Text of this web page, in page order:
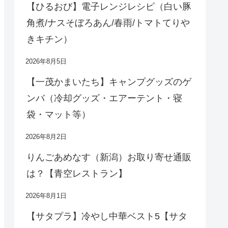
【ひるおび】電子レンジレシピ（白い豚
角煮/ナスそぼろあん/春雨/トマトてりや
きキチン）
2026年8月5日
【一茂かまいたち】キャンプグッズのゲ
ンバ（冷却グッズ・エアーテント・寝
袋・マット等）
2026年8月2日
りんごあめなす（新潟）お取り寄せ通販
は？【青空レストラン】
2026年8月1日
【サタプラ】冷やし中華ベスト5【サタ